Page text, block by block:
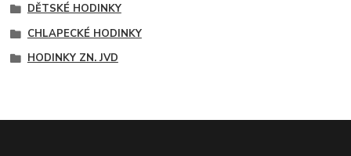
DĚTSKÉ HODINKY
CHLAPECKÉ HODINKY
HODINKY ZN. JVD